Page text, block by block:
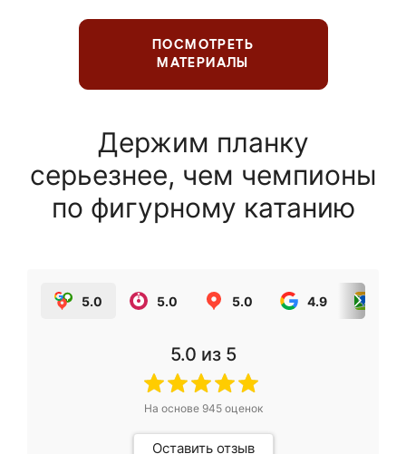
ПОСМОТРЕТЬ
МАТЕРИАЛЫ
Держим планку
серьезнее, чем чемпионы
по фигурному катанию
5.0 5.0 5.0 4.9
5.0 из 5
На основе 945оценок
Оставить отзыв